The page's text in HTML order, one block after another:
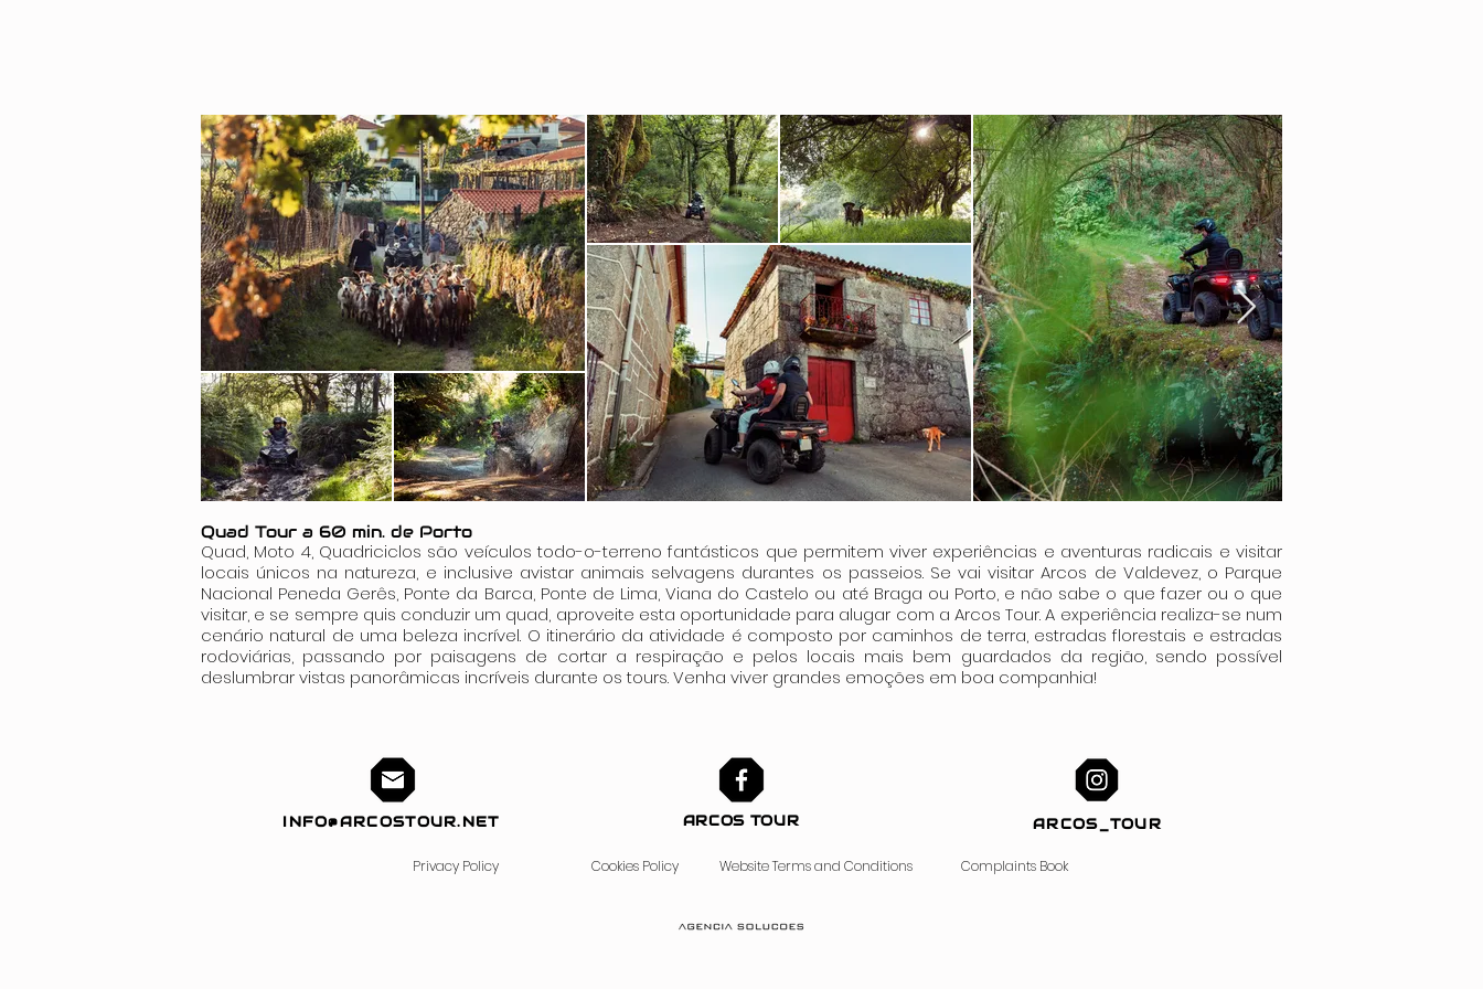
Quad Tour a 60 min. de Porto
Quad, Moto 4, Quadriciclos são veículos todo-o-terreno fantásticos que permitem viver experiências e aventuras radicais e visitar
locais únicos na natureza, e inclusive avistar animais selvagens durantes os passeios. Se vai visitar Arcos de Valdevez, o Parque
Nacional Peneda Gerês, Ponte da Barca, Ponte de Lima, Viana do Castelo ou até Braga ou Porto, e não sabe o que fazer ou o que
visitar, e se sempre quis conduzir um quad, aproveite esta oportunidade para alugar com a Arcos Tour. A experiência realiza-se num
cenário natural de uma beleza incrível. O itinerário da atividade é composto por caminhos de terra, estradas florestais e estradas
rodoviárias, passando por paisagens de cortar a respiração e pelos locais mais bem guardados da região, sendo possível
deslumbrar vistas panorâmicas incríveis durante os tours. Venha viver grandes emoções em boa companhia!
INFO@ARCOSTOUR.NET ARCOS TOUR ARCOS_TOUR
Privacy Policy Cookies Policy Website Terms and Conditions Complaints Book